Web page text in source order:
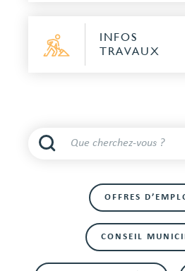
INFOS
TRAVAUX
OFFRES
CONSEIL